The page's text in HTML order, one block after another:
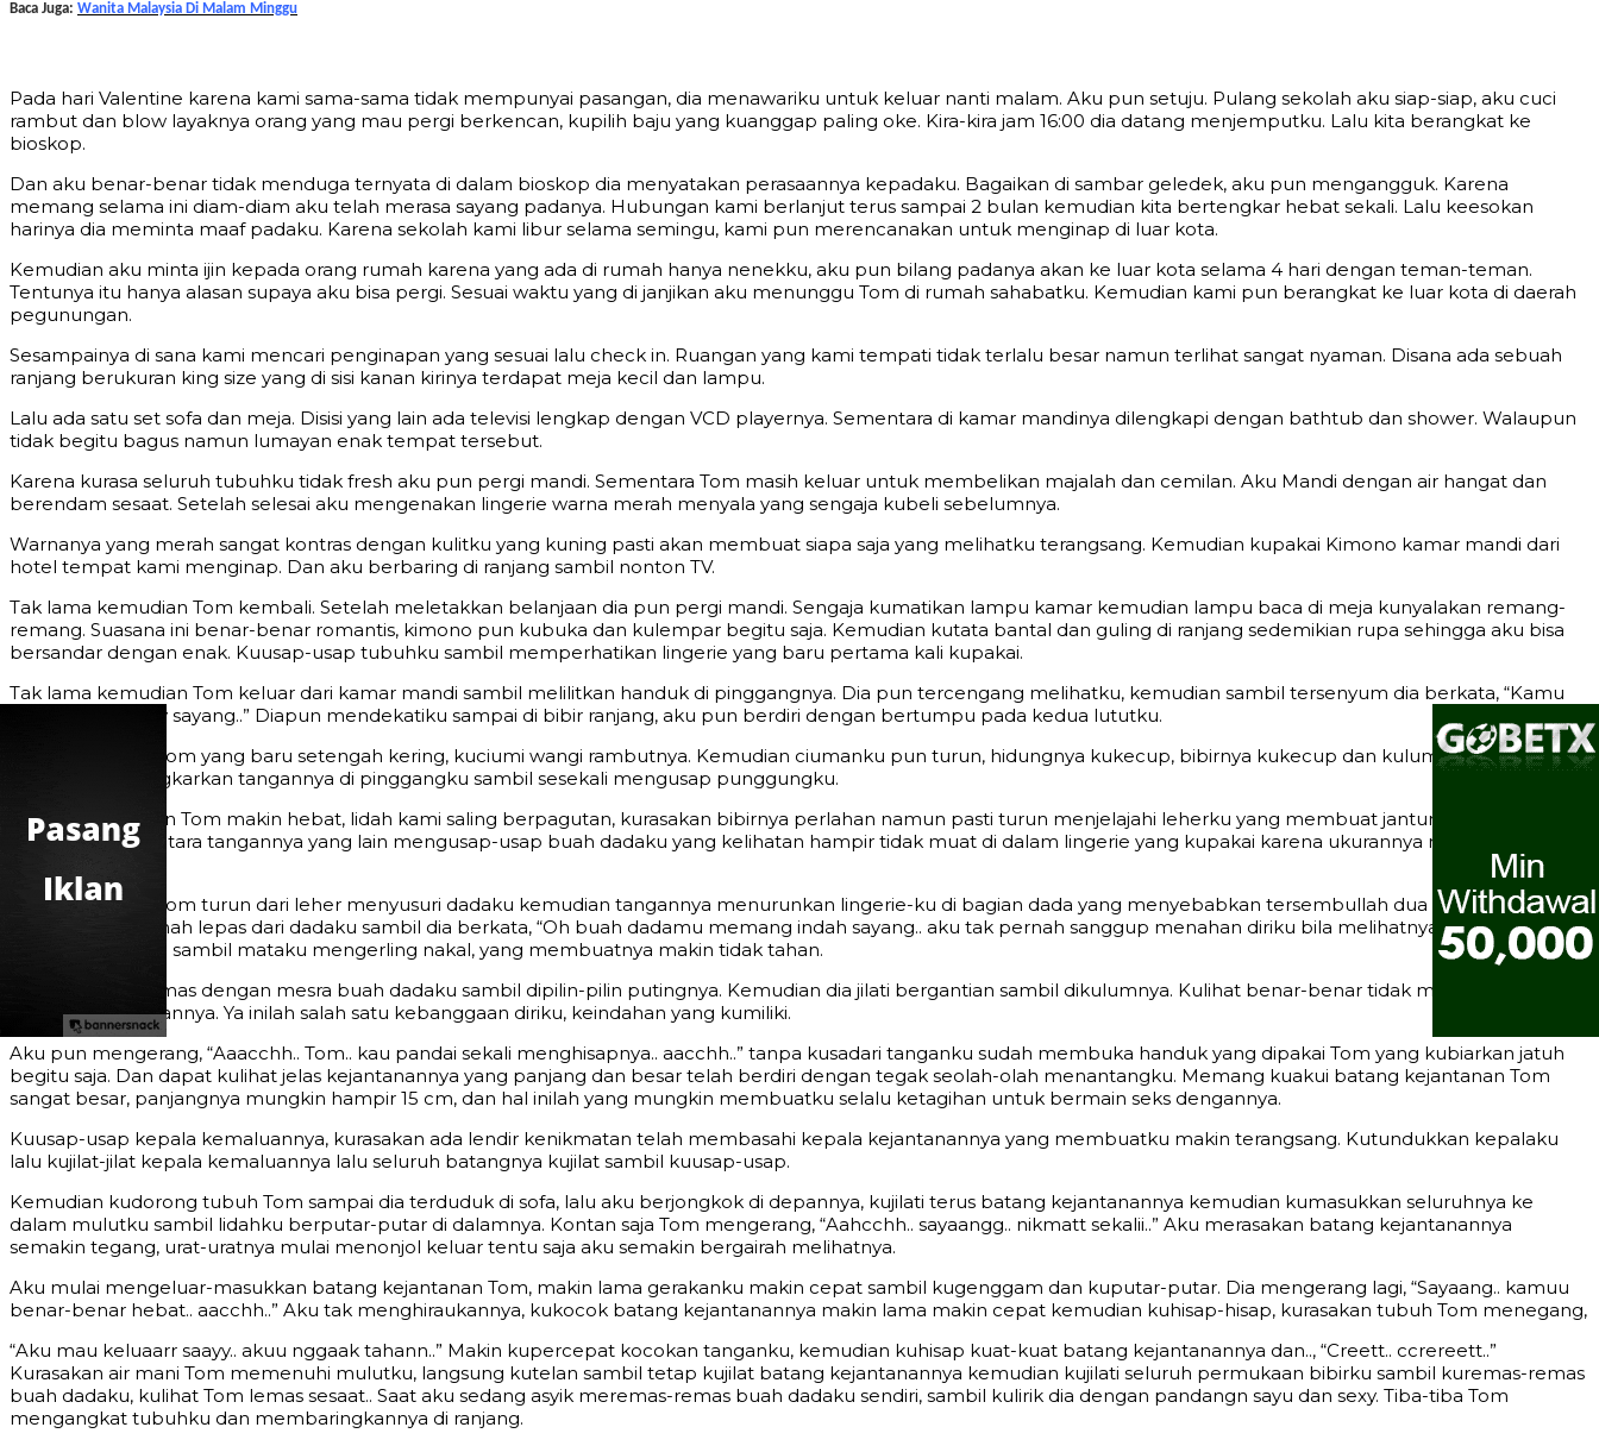
Baca Juga: Wanita Malaysia Di Malam Minggu
Pada hari Valentine karena kami sama-sama tidak mempunyai pasangan, dia menawariku untuk keluar nanti malam. Aku pun setuju. Pulang sekolah aku siap-siap, aku cuci
rambut dan blow layaknya orang yang mau pergi berkencan, kupilih baju yang kuanggap paling oke. Kira-kira jam 16:00 dia datang menjemputku. Lalu kita berangkat ke
bioskop.
Dan aku benar-benar tidak menduga ternyata di dalam bioskop dia menyatakan perasaannya kepadaku. Bagaikan di sambar geledek, aku pun mengangguk. Karena
memang selama ini diam-diam aku telah merasa sayang padanya. Hubungan kami berlanjut terus sampai 2 bulan kemudian kita bertengkar hebat sekali. Lalu keesokan
harinya dia meminta maaf padaku. Karena sekolah kami libur selama semingu, kami pun merencanakan untuk menginap di luar kota.
Kemudian aku minta ijin kepada orang rumah karena yang ada di rumah hanya nenekku, aku pun bilang padanya akan ke luar kota selama 4 hari dengan teman-teman.
Tentunya itu hanya alasan supaya aku bisa pergi. Sesuai waktu yang di janjikan aku menunggu Tom di rumah sahabatku. Kemudian kami pun berangkat ke luar kota di daerah
pegunungan.
Sesampainya di sana kami mencari penginapan yang sesuai lalu check in. Ruangan yang kami tempati tidak terlalu besar namun terlihat sangat nyaman. Disana ada sebuah
ranjang berukuran king size yang di sisi kanan kirinya terdapat meja kecil dan lampu.
Lalu ada satu set sofa dan meja. Disisi yang lain ada televisi lengkap dengan VCD playernya. Sementara di kamar mandinya dilengkapi dengan bathtub dan shower. Walaupun
tidak begitu bagus namun lumayan enak tempat tersebut.
Karena kurasa seluruh tubuhku tidak fresh aku pun pergi mandi. Sementara Tom masih keluar untuk membelikan majalah dan cemilan. Aku Mandi dengan air hangat dan
berendam sesaat. Setelah selesai aku mengenakan lingerie warna merah menyala yang sengaja kubeli sebelumnya.
Warnanya yang merah sangat kontras dengan kulitku yang kuning pasti akan membuat siapa saja yang melihatku terangsang. Kemudian kupakai Kimono kamar mandi dari
hotel tempat kami menginap. Dan aku berbaring di ranjang sambil nonton TV.
Tak lama kemudian Tom kembali. Setelah meletakkan belanjaan dia pun pergi mandi. Sengaja kumatikan lampu kamar kemudian lampu baca di meja kunyalakan remang-
remang. Suasana ini benar-benar romantis, kimono pun kubuka dan kulempar begitu saja. Kemudian kutata bantal dan guling di ranjang sedemikian rupa sehingga aku bisa
bersandar dengan enak. Kuusap-usap tubuhku sambil memperhatikan lingerie yang baru pertama kali kupakai.
Tak lama kemudian Tom keluar dari kamar mandi sambil melilitkan handuk di pinggangnya. Dia pun tercengang melihatku, kemudian sambil tersenyum dia berkata, “Kamu
benar benar sexy sayang..” Diapun mendekatiku sampai di bibir ranjang, aku pun berdiri dengan bertumpu pada kedua lututku.
Kubelai rambut Tom yang baru setengah kering, kuciumi wangi rambutnya. Kemudian ciumanku pun turun, hidungnya kukecup, bibirnya kukecup dan kulumat dengan
mesra. Dia melingkarkan tangannya di pinggangku sambil sesekali mengusap punggungku.
Kurasakan ciuman Tom makin hebat, lidah kami saling berpagutan, kurasakan bibirnya perlahan namun pasti turun menjelajahi leherku yang membuat jantungku makin keras
berdetak. Sementara tangannya yang lain mengusap-usap buah dadaku yang kelihatan hampir tidak muat di dalam lingerie yang kupakai karena ukurannya memang besar,
Kurasakan lidah Tom turun dari leher menyusuri dadaku kemudian tangannya menurunkan lingerie-ku di bagian dada yang menyebabkan tersembullah dua bukit indahku.
Matanya tak pernah lepas dari dadaku sambil dia berkata, “Oh buah dadamu memang indah sayang.. aku tak pernah sanggup menahan diriku bila melihatnya..” Aku pun
hanya tersenyum sambil mataku mengerling nakal, yang membuatnya makin tidak tahan.
Dia meremas-remas dengan mesra buah dadaku sambil dipilin-pilin putingnya. Kemudian dia jilati bergantian sambil dikulumnya. Kulihat benar-benar tidak muat buah dadaku
dalam genggamannya. Ya inilah salah satu kebanggaan diriku, keindahan yang kumiliki.
Aku pun mengerang, “Aaacchh.. Tom.. kau pandai sekali menghisapnya.. aacchh..” tanpa kusadari tanganku sudah membuka handuk yang dipakai Tom yang kubiarkan jatuh
begitu saja. Dan dapat kulihat jelas kejantanannya yang panjang dan besar telah berdiri dengan tegak seolah-olah menantangku. Memang kuakui batang kejantanan Tom
sangat besar, panjangnya mungkin hampir 15 cm, dan hal inilah yang mungkin membuatku selalu ketagihan untuk bermain seks dengannya.
Kuusap-usap kepala kemaluannya, kurasakan ada lendir kenikmatan telah membasahi kepala kejantanannya yang membuatku makin terangsang. Kutundukkan kepalaku
lalu kujilat-jilat kepala kemaluannya lalu seluruh batangnya kujilat sambil kuusap-usap.
Kemudian kudorong tubuh Tom sampai dia terduduk di sofa, lalu aku berjongkok di depannya, kujilati terus batang kejantanannya kemudian kumasukkan seluruhnya ke
dalam mulutku sambil lidahku berputar-putar di dalamnya. Kontan saja Tom mengerang, “Aahcchh.. sayaangg.. nikmatt sekalii..” Aku merasakan batang kejantanannya
semakin tegang, urat-uratnya mulai menonjol keluar tentu saja aku semakin bergairah melihatnya.
Aku mulai mengeluar-masukkan batang kejantanan Tom, makin lama gerakanku makin cepat sambil kugenggam dan kuputar-putar. Dia mengerang lagi, “Sayaang.. kamuu
benar-benar hebat.. aacchh..” Aku tak menghiraukannya, kukocok batang kejantanannya makin lama makin cepat kemudian kuhisap-hisap, kurasakan tubuh Tom menegang,
“Aku mau keluaarr saayy.. akuu nggaak tahann..” Makin kupercepat kocokan tanganku, kemudian kuhisap kuat-kuat batang kejantanannya dan.., “Creett.. ccrereett..”
Kurasakan air mani Tom memenuhi mulutku, langsung kutelan sambil tetap kujilat batang kejantanannya kemudian kujilati seluruh permukaan bibirku sambil kuremas-remas
buah dadaku, kulihat Tom lemas sesaat.. Saat aku sedang asyik meremas-remas buah dadaku sendiri, sambil kulirik dia dengan pandangn sayu dan sexy. Tiba-tiba Tom
mengangkat tubuhku dan membaringkannya di ranjang.